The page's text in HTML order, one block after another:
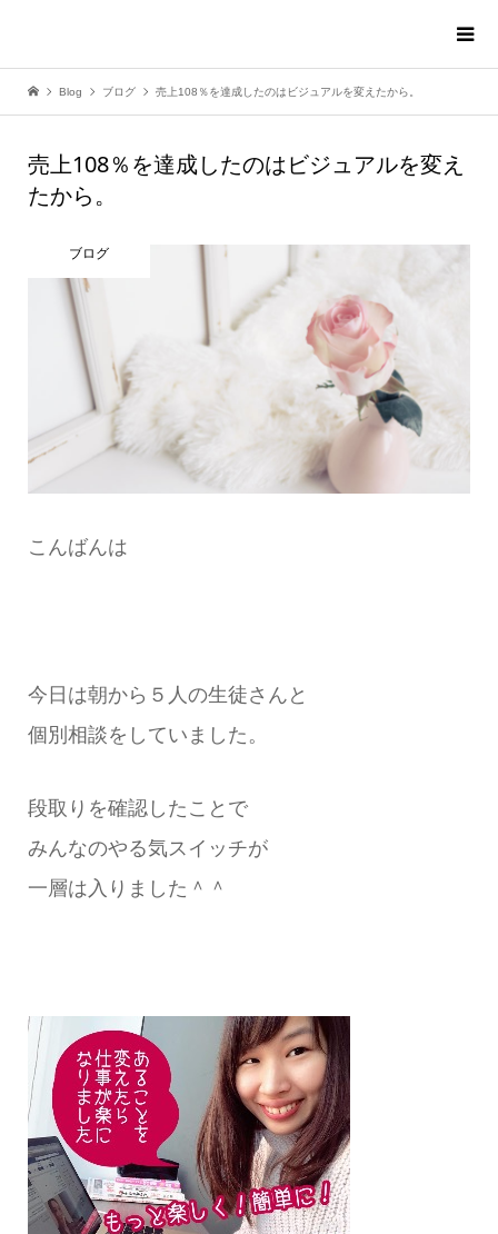
Blog ブログ 売上108％を達成したのはビジュアルを変えたから。
売上108％を達成したのはビジュアルを変え
たから。
ブログ
こんばんは
今日は朝から５人の生徒さんと
個別相談をしていました。
段取りを確認したことで
みんなのやる気スイッチが
一層は入りました＾＾